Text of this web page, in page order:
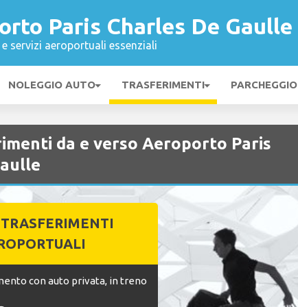
Paris Charles De Gaulle
servizi aeroportuali essenziali
NOLEGGIO AUTO TRASFERIMENTI PARCHEGGIO
da e verso Aeroporto Paris
con auto privata, in treno